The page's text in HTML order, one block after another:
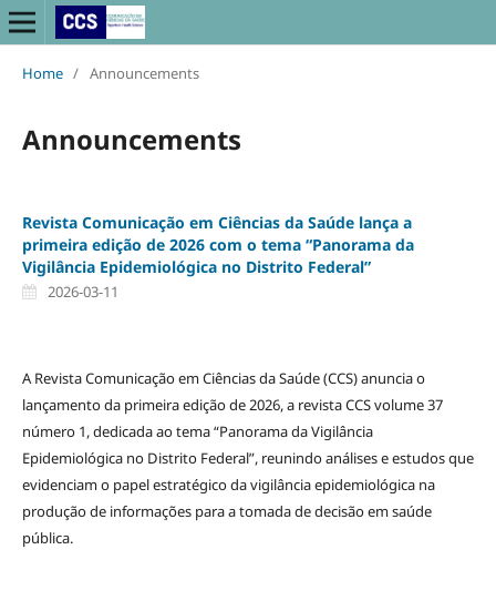
Home / Announcements
Announcements
Revista Comunicação em Ciências da Saúde lança a
primeira edição de 2026 com o tema “Panorama da
Vigilância Epidemiológica no Distrito Federal”
2026-03-11
A Revista Comunicação em Ciências da Saúde (CCS) anuncia o
lançamento da primeira edição de 2026, a revista CCS volume 37
número 1, dedicada ao tema “Panorama da Vigilância
Epidemiológica no Distrito Federal”, reunindo análises e estudos que
evidenciam o papel estratégico da vigilância epidemiológica na
produção de informações para a tomada de decisão em saúde
pública.